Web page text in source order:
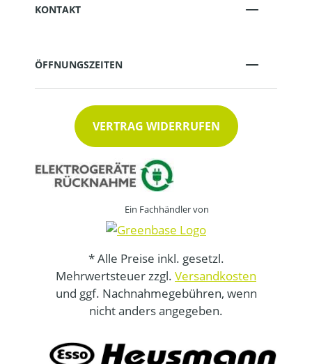
KONTAKT
ÖFFNUNGSZEITEN
VERTRAG WIDERRUFEN
Ein Fachhändler von
* Alle Preise inkl. gesetzl.
Mehrwertsteuer zzgl. Versandkosten
und ggf. Nachnahmegebühren, wenn
nicht anders angegeben.